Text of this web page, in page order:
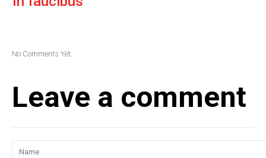
No Comments Yet.
Leave a comment